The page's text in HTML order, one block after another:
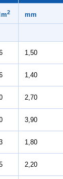
2 mm
1,50
1,40
2,70
3,90
1,80
2,20